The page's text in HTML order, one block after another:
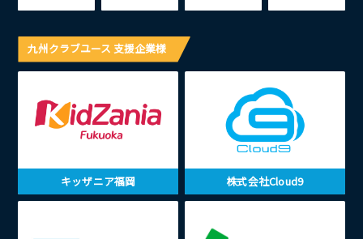
九州クラブユース 支援企業様
キッザニア福岡 株式会社Cloud9